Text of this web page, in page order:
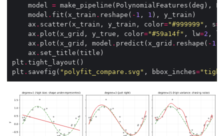
    model
=
    model
. fit(x_train . reshape( - 1 , 1
    ax
. scatter(x_train, y_train, color="#999999" , s=
    ax
. plot(x_grid, y_true, color="#59a14f" , lw=2 , ls
    ax
. plot(x_grid, model . predict(x_grid . reshape( - 1
    ax
.
plt .
plt . savefig( "polyfit_compare.svg" , bbox_inches=